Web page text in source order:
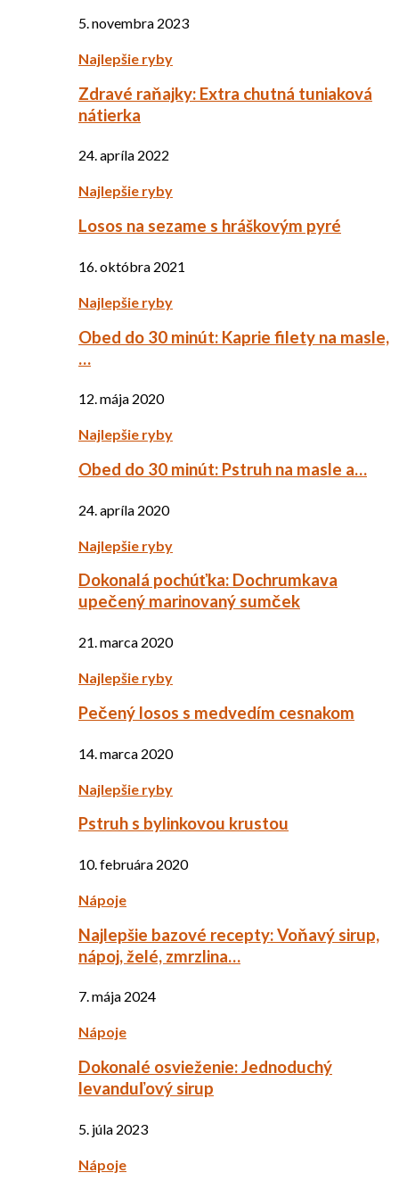
5. novembra 2023
Najlepšie ryby
Zdravé raňajky: Extra chutná tuniaková
nátierka
24. apríla 2022
Najlepšie ryby
Losos na sezame s hráškovým pyré
16. októbra 2021
Najlepšie ryby
Obed do 30 minút: Kaprie filety na masle,
…
12. mája 2020
Najlepšie ryby
Obed do 30 minút: Pstruh na masle a…
24. apríla 2020
Najlepšie ryby
Dokonalá pochúťka: Dochrumkava
upečený marinovaný sumček
21. marca 2020
Najlepšie ryby
Pečený losos s medvedím cesnakom
14. marca 2020
Najlepšie ryby
Pstruh s bylinkovou krustou
10. februára 2020
Nápoje
Najlepšie bazové recepty: Voňavý sirup,
nápoj, želé, zmrzlina…
7. mája 2024
Nápoje
Dokonalé osvieženie: Jednoduchý
levanduľový sirup
5. júla 2023
Nápoje